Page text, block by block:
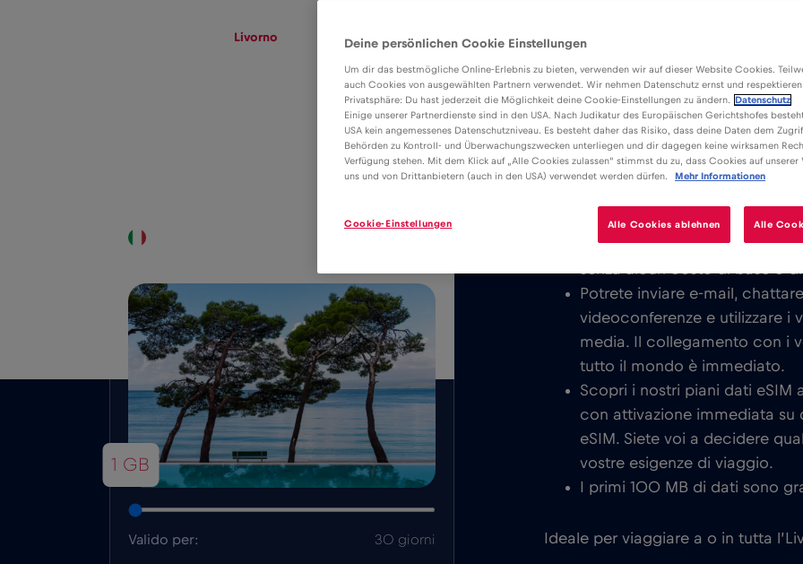
Livorno
2€/GB
1 GB
Valido per: 30 giorni
Vantaggi Descrizione
Scarica l’applicazione Red Bull
goditi Internet mobile illimitato a o
Non addebitiamo mai un
la scheda eSIM, sarete
Potrete inviare e-mail,
videoconferenze e utilizzare i
media. Il collegamento con i
tutto il mondo è immediato.
Scopri i nostri piani dati eSIM
con attivazione immediata
eSIM. Siete voi a decidere
vostre esigenze di viaggio.
I primi 100 MB di dati sono
Ideale per viaggiare a o in tutta
Deine persönlichen Cookie Einstellungen
Um dir das bestmögliche Online-Erlebnis zu bieten, verwenden wir auf dieser Website Cookies.
auch Cookies von ausgewählten Partnern verwendet. Wir nehmen Datenschutz ernst und
Privatsphäre: Du hast jederzeit die Möglichkeit deine Cookie-Einstellungen zu ändern.
Datenschutz
Einige unserer Partnerdienste sind in den USA. Nach Judikatur des Europäischen Gerichtshofes
USA kein angemessenes Datenschutzniveau. Es besteht daher das Risiko, dass deine Daten dem
Behörden zu Kontroll- und Überwachungszwecken unterliegen und dir dagegen keine wirksamen
Verfügung stehen. Mit dem Klick auf „Alle Cookies zulassen“ stimmst du zu, dass Cookies auf unserer
uns und von Drittanbietern (auch in den USA) verwendet werden dürfen.
Mehr Informationen
Alle Cookies ablehnen Alle
Cookie-Einstellungen